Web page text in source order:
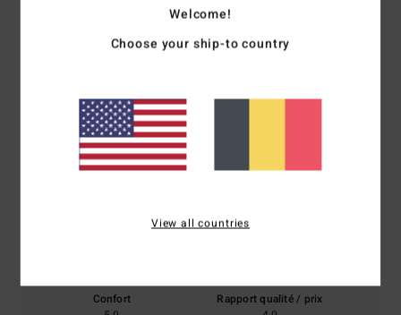
Note moyenne
5.0
Confort
Rapport qualité / prix
Welcome!
Choose your ship-to country
View all countries